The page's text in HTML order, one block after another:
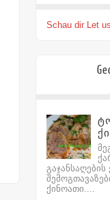
Schau dir Let
ქინოათი....